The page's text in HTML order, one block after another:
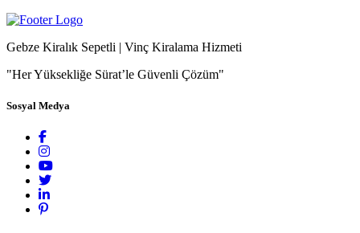
Gebze Kiralık Sepetli | Vinç Kiralama Hizmeti
"Her Yüksekliğe Sürat’le Güvenli Çözüm"
Sosyal Medya